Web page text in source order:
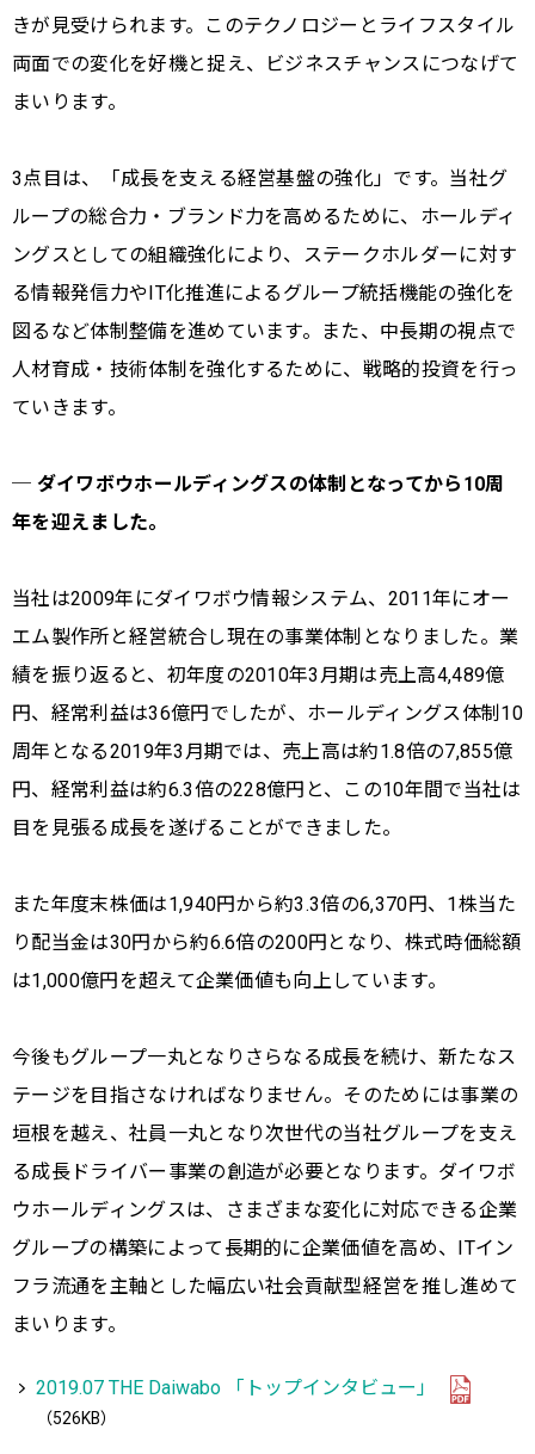
きが見受けられます。このテクノロジーとライフスタイル
両面での変化を好機と捉え、ビジネスチャンスにつなげて
まいります。
3点目は、「成長を支える経営基盤の強化」です。当社グ
ループの総合力・ブランド力を高めるために、ホールディ
ングスとしての組織強化により、ステークホルダーに対す
る情報発信力やIT化推進によるグループ統括機能の強化を
図るなど体制整備を進めています。また、中長期の視点で
人材育成・技術体制を強化するために、戦略的投資を行っ
ていきます。
─ ダイワボウホールディングスの体制となってから10周
年を迎えました。
当社は2009年にダイワボウ情報システム、2011年にオー
エム製作所と経営統合し現在の事業体制となりました。業
績を振り返ると、初年度の2010年3月期は売上高4,489億
円、経常利益は36億円でしたが、ホールディングス体制10
周年となる2019年3月期では、売上高は約1.8倍の7,855億
円、経常利益は約6.3倍の228億円と、この10年間で当社は
目を見張る成長を遂げることができました。
また年度末株価は1,940円から約3.3倍の6,370円、1株当た
り配当金は30円から約6.6倍の200円となり、株式時価総額
は1,000億円を超えて企業価値も向上しています。
今後もグループ一丸となりさらなる成長を続け、新たなス
テージを目指さなければなりません。そのためには事業の
垣根を越え、社員一丸となり次世代の当社グループを支え
る成長ドライバー事業の創造が必要となります。ダイワボ
ウホールディングスは、さまざまな変化に対応できる企業
グループの構築によって長期的に企業価値を高め、ITイン
フラ流通を主軸とした幅広い社会貢献型経営を推し進めて
まいります。
2019.07 THE Daiwabo 「トップインタビュー」
（526KB）